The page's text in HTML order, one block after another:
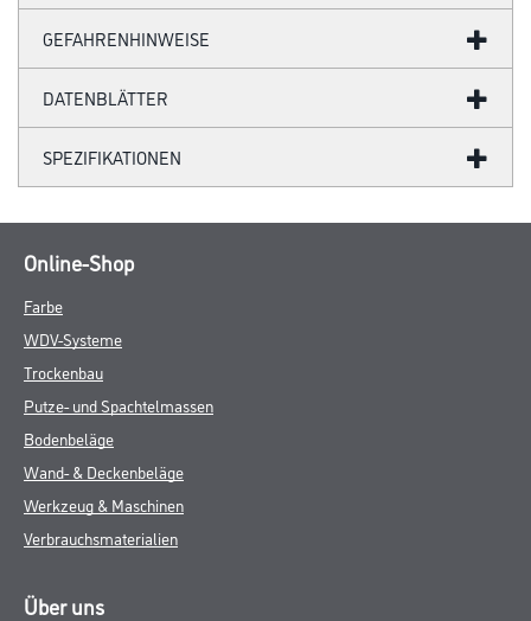
GEFAHRENHINWEISE
DATENBLÄTTER
SPEZIFIKATIONEN
Online-Shop
Farbe
WDV-Systeme
Trockenbau
Putze- und Spachtelmassen
Bodenbeläge
Wand- & Deckenbeläge
Werkzeug & Maschinen
Verbrauchsmaterialien
Über uns